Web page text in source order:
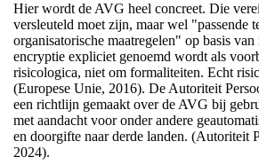
Hier wordt de AVG heel concreet. Die
versleuteld moet zijn, maar wel "passende
organisatorische maatregelen" op basis
encryptie expliciet genoemd wordt als
risicologica, niet om formaliteiten. Echt
(Europese Unie, 2016). De Autoriteit
een richtlijn gemaakt over de AVG bij
met aandacht voor onder andere
en doorgifte naar derde landen. (Autoriteit
2024).